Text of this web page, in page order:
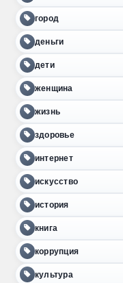
город
деньги
дети
женщина
жизнь
здоровье
интернет
искусство
история
книга
коррупция
культура